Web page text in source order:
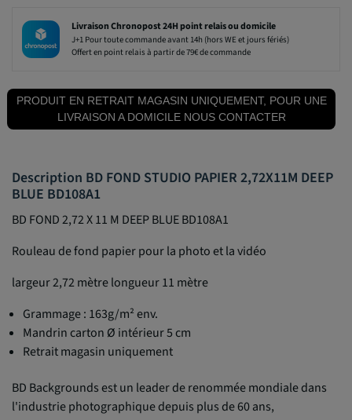
Livraison Chronopost 24H point relais ou domicile
J+1 Pour toute commande avant 14h (hors WE et jours fériés)
Offert en point relais à partir de 79€ de commande
PRODUIT EN RETRAIT MAGASIN UNIQUEMENT, POUR UNE
LIVRAISON A DOMICILE NOUS CONTACTER
Description BD FOND STUDIO PAPIER 2,72X11M DEEP
BLUE BD108A1
BD FOND 2,72 X 11 M DEEP BLUE BD108A1
Rouleau de fond papier pour la photo et la vidéo
largeur 2,72 mètre longueur 11 mètre
Grammage : 163g/m² env.
Mandrin carton Ø intérieur 5 cm
Retrait magasin uniquement
BD Backgrounds est un leader de renommée mondiale dans
l'industrie photographique depuis plus de 60 ans,